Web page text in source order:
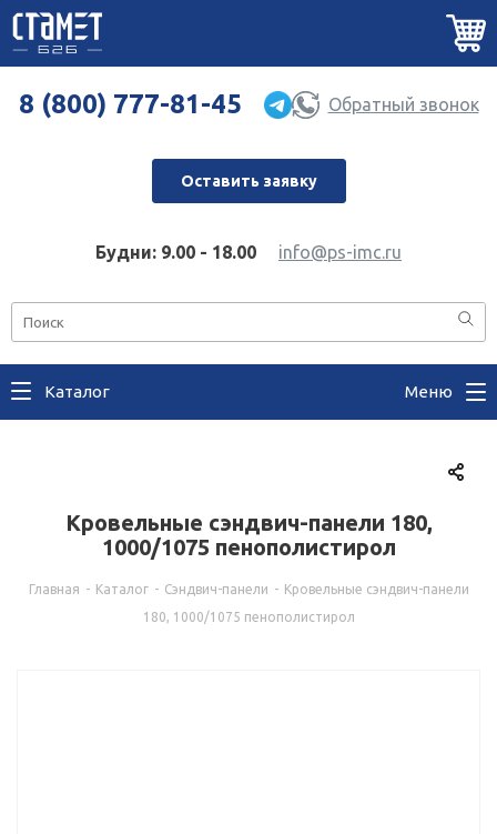
8 (800) 777-81-45 Обратный звонок
Оставить заявку
Будни: 9.00 - 18.00 info@ps-imc.ru
Каталог Меню
Кровельные сэндвич-панели 180,
1000/1075 пенополистирол
Главная - Каталог - Сэндвич-панели - Кровельные сэндвич-панели
180, 1000/1075 пенополистирол